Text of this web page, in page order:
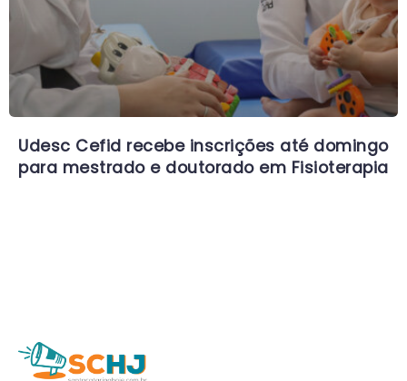
Udesc Cefid recebe inscrições até domingo
para mestrado e doutorado em Fisioterapia